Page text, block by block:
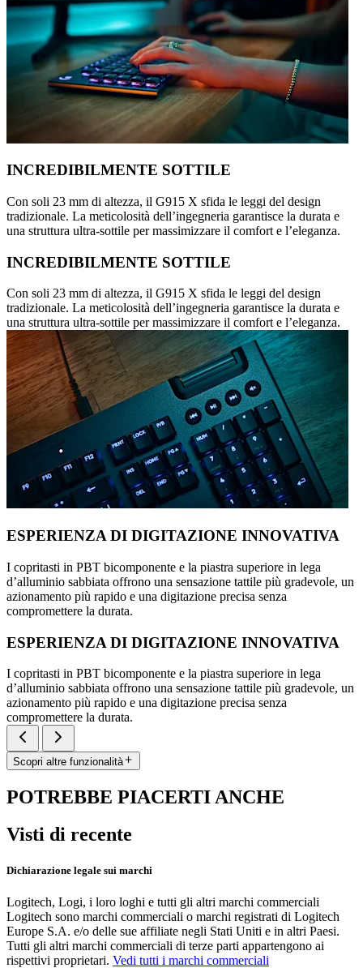
INCREDIBILMENTE SOTTILE
Con soli 23 mm di altezza, il G915 X sfida le leggi del design
tradizionale. La meticolosità dell’ingegneria garantisce la durata e
una struttura ultra-sottile per massimizzare il comfort e l’eleganza.
INCREDIBILMENTE SOTTILE
Con soli 23 mm di altezza, il G915 X sfida le leggi del design
tradizionale. La meticolosità dell’ingegneria garantisce la durata e
una struttura ultra-sottile per massimizzare il comfort e l’eleganza.
ESPERIENZA DI DIGITAZIONE INNOVATIVA
I copritasti in PBT bicomponente e la piastra superiore in lega
d’alluminio sabbiata offrono una sensazione tattile più gradevole, un
azionamento più rapido e una digitazione precisa senza
compromettere la durata.
ESPERIENZA DI DIGITAZIONE INNOVATIVA
I copritasti in PBT bicomponente e la piastra superiore in lega
d’alluminio sabbiata offrono una sensazione tattile più gradevole, un
azionamento più rapido e una digitazione precisa senza
compromettere la durata.
Scopri altre funzionalità
POTREBBE PIACERTI ANCHE
Visti di recente
Dichiarazione legale sui marchi
Logitech, Logi, i loro loghi e tutti gli altri marchi commerciali
Logitech sono marchi commerciali o marchi registrati di Logitech
Europe S.A. e/o delle sue affiliate negli Stati Uniti e in altri Paesi.
Tutti gli altri marchi commerciali di terze parti appartengono ai
rispettivi proprietari. Vedi tutti i marchi commerciali